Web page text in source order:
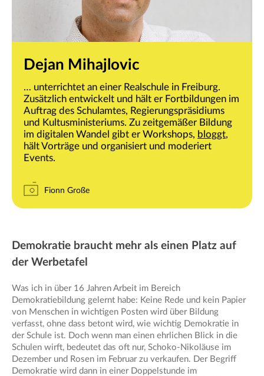
Dejan Mihajlovic
… unterrichtet an einer Realschule in Freiburg.
Zusätzlich entwickelt und hält er Fortbildungen im
Auftrag des Schulamtes, Regierungspräsidiums
und Kultusministeriums. Zu zeitgemäßer Bildung
im digitalen Wandel gibt er Workshops, bloggt,
hält Vorträge und organisiert und moderiert
Events.
Fionn Große
Demokratie braucht mehr als einen Platz auf
der Werbetafel
Was ich in über 16 Jahren Arbeit im Bereich
Demokratiebildung gelernt habe: Keine Rede und kein Papier
von Menschen in wichtigen Posten wird über Bildung
verfasst, ohne dass betont wird, wie wichtig Demokratie in
der Schule ist. Doch wenn man einen ehrlichen Blick in die
Schulen wirft, bedeutet das oft nur, Schoko-Nikoläuse im
Dezember und Rosen im Februar zu verkaufen. Der Begriff
Demokratie wird dann in einer Doppelstunde im